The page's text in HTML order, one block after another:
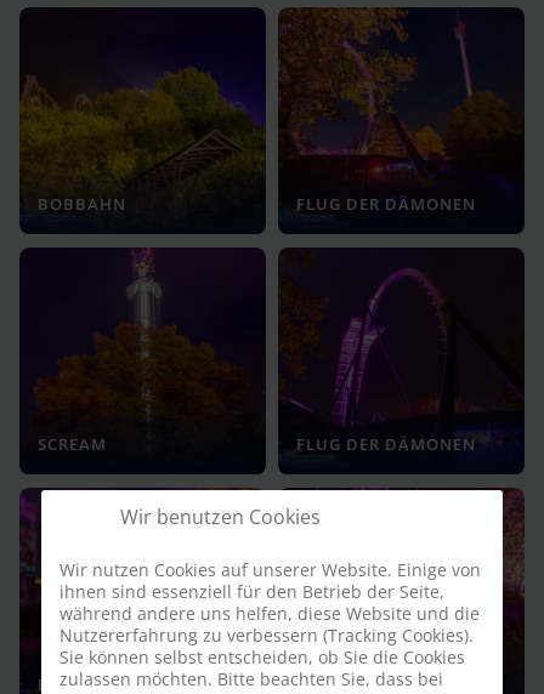
BOBBAHN FLUG DER DÄMONEN
SCREAM FLUG DER DÄMONEN
BOBBAHN STATION FLUG DER DÄMONEN
Wir benutzen Cookies
Wir nutzen Cookies auf unserer Website. Einige von
ihnen sind essenziell für den Betrieb der Seite,
während andere uns helfen, diese Website und die
Nutzererfahrung zu verbessern (Tracking Cookies).
Sie können selbst entscheiden, ob Sie die Cookies
zulassen möchten. Bitte beachten Sie, dass bei